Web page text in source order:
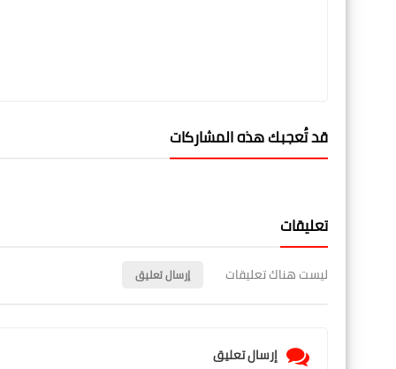
قد تُعجبك هذه المشاركات
تعليقات
ليست هناك تعليقات إرسال تعليق
إرسال تعليق